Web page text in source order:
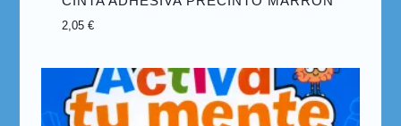
2,05€